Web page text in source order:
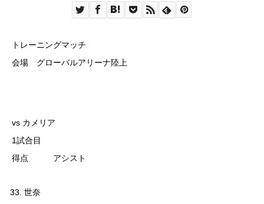
トレーニングマッチ
会場 グローバルアリーナ陸上
vs カメリア
1試合目
得点 アシスト
世奈